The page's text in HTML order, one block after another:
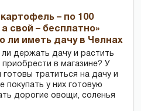
– по 100
а свой – бесплатно»
ли иметь дачу в Челнах
держать дачу и растить
в магазине? У
тратиться на дачу и
покупать у них готовую
дорогие овощи, соленья